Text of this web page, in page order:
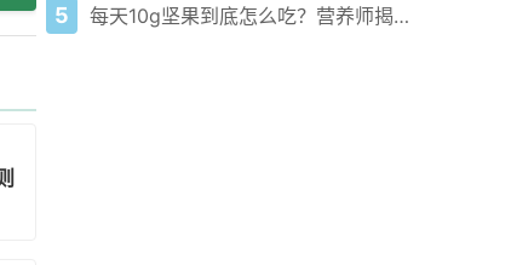
5 每天10g坚果到底怎么吃？营养师揭秘别再瞎猜的真相！